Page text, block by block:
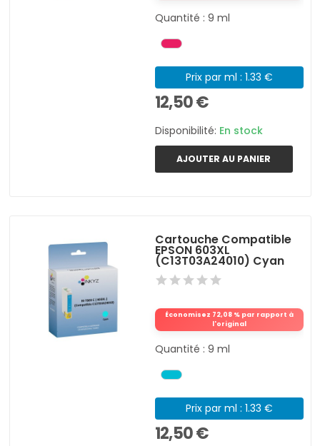
Quantité : 9 ml
Prix par ml : 1.33 €
12,50 €
Disponibilité: En stock
AJOUTER AU PANIER
Cartouche Compatible
EPSON 603XL
(C13T03A24010) Cyan
Économisez 72,08 % par rapport à
l'original
Quantité : 9 ml
Prix par ml : 1.33 €
12,50 €